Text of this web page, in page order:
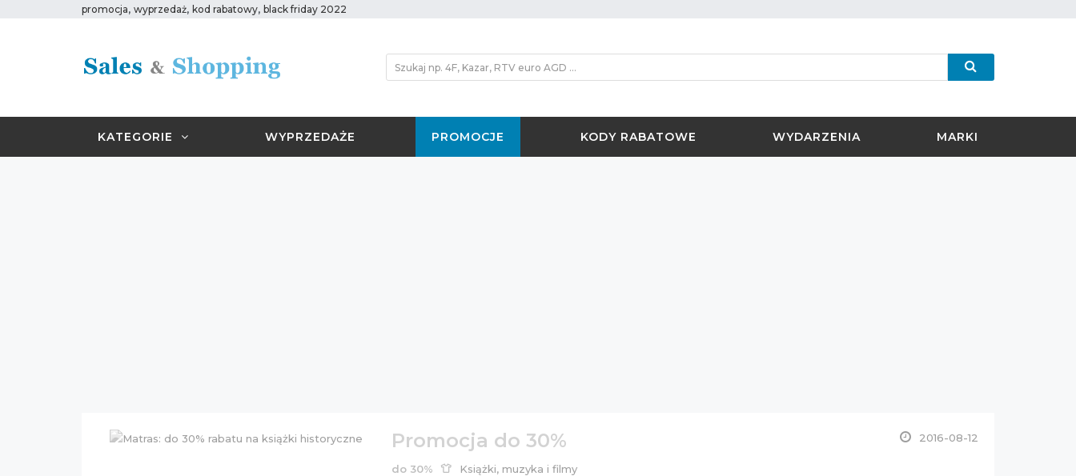
promocja, wyprzedaż, kod rabatowy, black friday 2022
KATEGORIE WYPRZEDAŻE PROMOCJE KODY RABATOWE WYDARZENIA MARKI
Promocja do 30% 2016-08-12
do 30% Książki, muzyka i filmy